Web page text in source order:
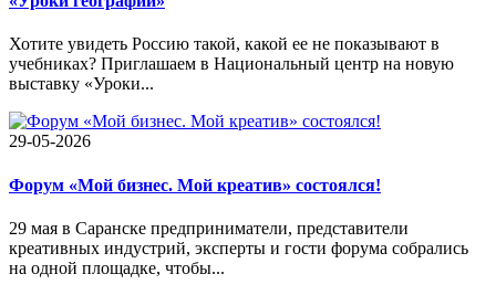
Хотите увидеть Россию такой, какой ее не показывают в
учебниках? Приглашаем в Национальный центр на новую
выставку «Уроки...
29-05-2026
Форум «Мой бизнес. Мой креатив» состоялся!
29 мая в Саранске предприниматели, представители
креативных индустрий, эксперты и гости форума собрались
на одной площадке, чтобы...